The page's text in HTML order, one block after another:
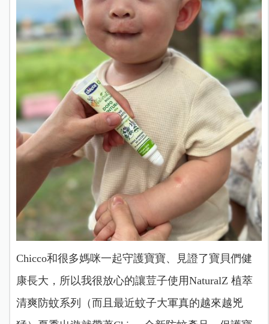
Chicco和很多媽咪一起守護寶寶、見證了寶貝們健
康長大，所以我很放心的讓荳子使用NaturalZ 植萃
清爽防蚊系列（而且最近蚊子大軍真的越來越兇